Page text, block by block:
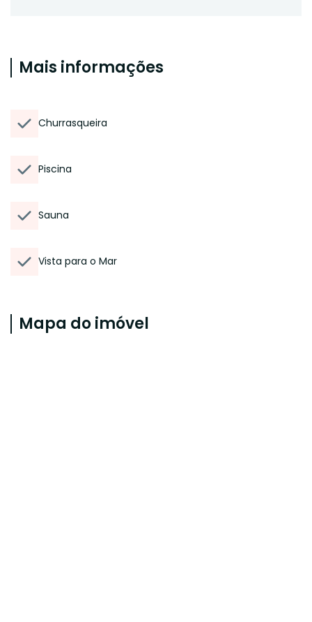
Mais informações
Churrasqueira
Piscina
Sauna
Vista para o Mar
Mapa do imóvel